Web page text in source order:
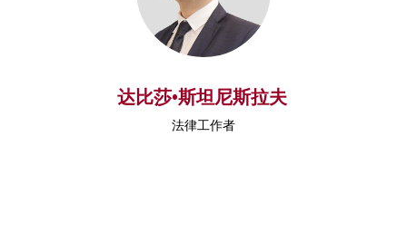
达比莎•斯坦尼斯拉夫
法律工作者